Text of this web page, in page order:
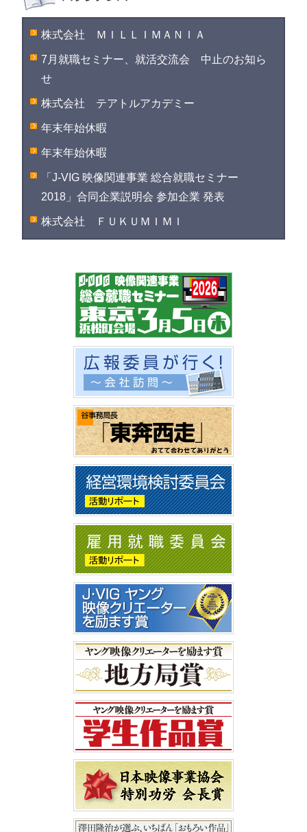
株式会社 ＭＩＬＬＩＭＡＮＩＡ
7月就職セミナー、就活交流会 中止のお知ら
せ
株式会社 テアトルアカデミー
年末年始休暇
年末年始休暇
「J-VIG 映像関連事業 総合就職セミナー
2018」合同企業説明会 参加企業 発表
株式会社 ＦＵＫＵＭＩＭＩ